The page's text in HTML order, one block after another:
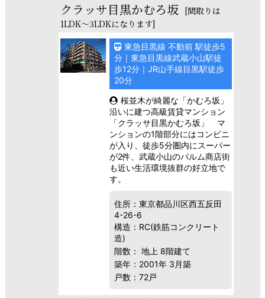
クラッサ目黒かむろ坂 [間取りは
1LDK～3LDKになります]
東急目黒線 不動前 駅徒歩5
分｜東急目黒線武蔵小山駅徒
歩12分｜JR山手線目黒駅徒歩
20分
桜並木が綺麗な「かむろ坂」
沿いに建つ高級賃貸マンション
「クラッサ目黒かむろ坂」 マ
ンションの1階部分にはコンビニ
が入り、徒歩5分圏内にスーパー
が2件、武蔵小山のパルム商店街
も近い生活環境抜群の好立地で
す。
住所：東京都品川区西五反田
4-26-6
構造：RC(鉄筋コンクリート
造)
階数： 地上 8階建て
築年：2001年 3月築
戸数：72戸